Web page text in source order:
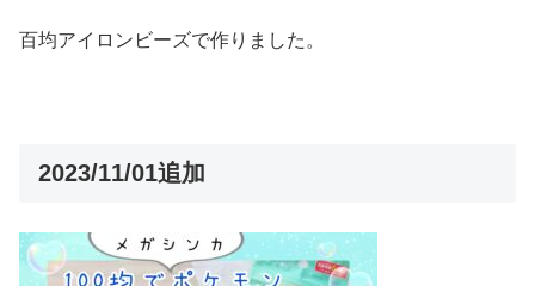
百均アイロンビーズで作りました。
2023/11/01追加